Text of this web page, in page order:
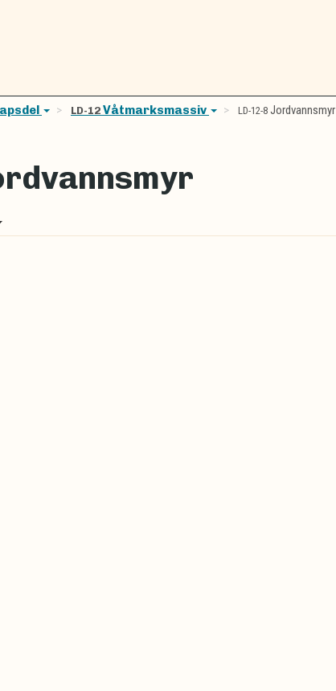
LD-12 Våtmarksmassiv LD-12-8 Jordvannsmyr